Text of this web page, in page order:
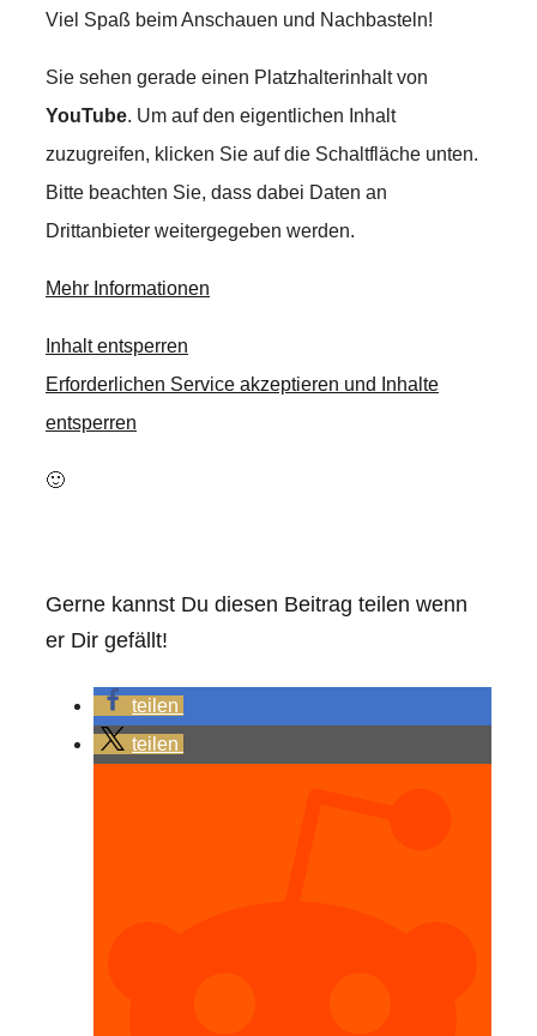
Viel Spaß beim Anschauen und Nachbasteln!
Sie sehen gerade einen Platzhalterinhalt von
YouTube. Um auf den eigentlichen Inhalt
zuzugreifen, klicken Sie auf die Schaltfläche unten.
Bitte beachten Sie, dass dabei Daten an
Drittanbieter weitergegeben werden.
Mehr Informationen
Inhalt entsperren
Erforderlichen Service akzeptieren und Inhalte
entsperren
🙂
Gerne kannst Du diesen Beitrag teilen wenn
er Dir gefällt!
teilen
teilen